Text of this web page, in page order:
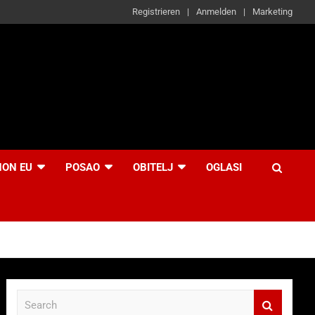
Registrieren Anmelden Marketing
EU POSAO OBITELJ OGLASI